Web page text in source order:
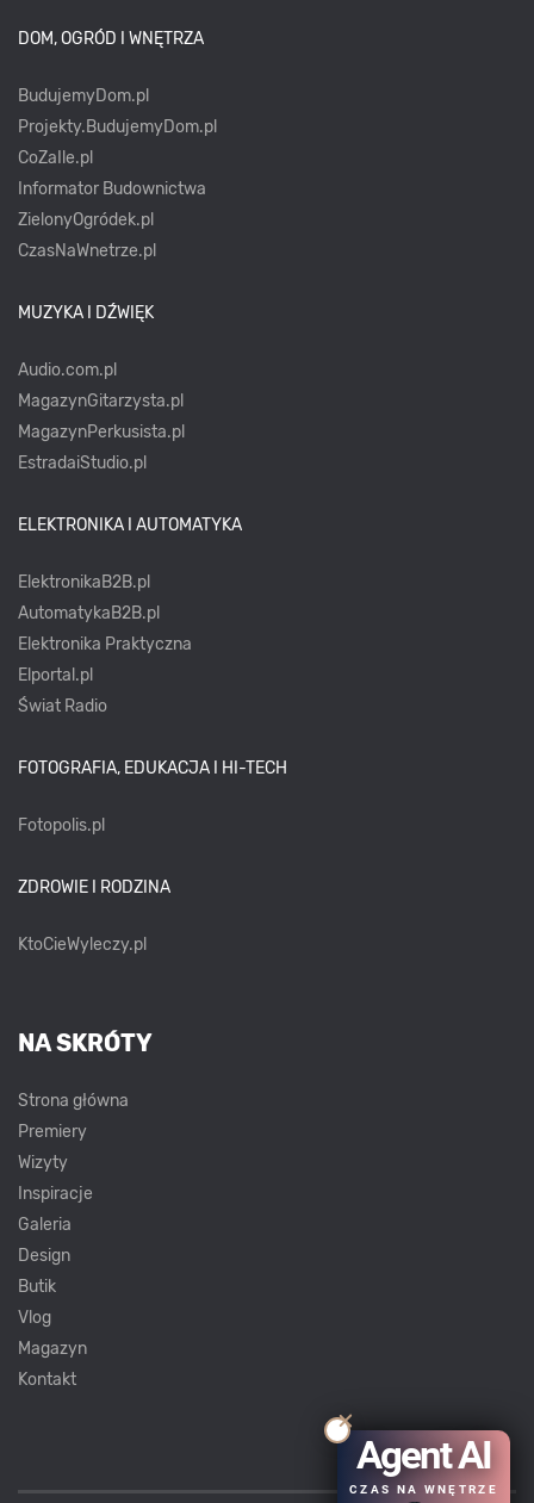
DOM, OGRÓD I WNĘTRZA
BudujemyDom.pl
Projekty.BudujemyDom.pl
CoZaIle.pl
Informator Budownictwa
ZielonyOgródek.pl
CzasNaWnetrze.pl
MUZYKA I DŹWIĘK
Audio.com.pl
MagazynGitarzysta.pl
MagazynPerkusista.pl
EstradaiStudio.pl
ELEKTRONIKA I AUTOMATYKA
ElektronikaB2B.pl
AutomatykaB2B.pl
Elektronika Praktyczna
Elportal.pl
Świat Radio
FOTOGRAFIA, EDUKACJA I HI-TECH
Fotopolis.pl
ZDROWIE I RODZINA
KtoCieWyleczy.pl
NA SKRÓTY
Strona główna
Premiery
Wizyty
Inspiracje
Galeria
Design
Butik
Vlog
Magazyn
Kontakt
Agent AI
CZAS NA WNĘTRZE